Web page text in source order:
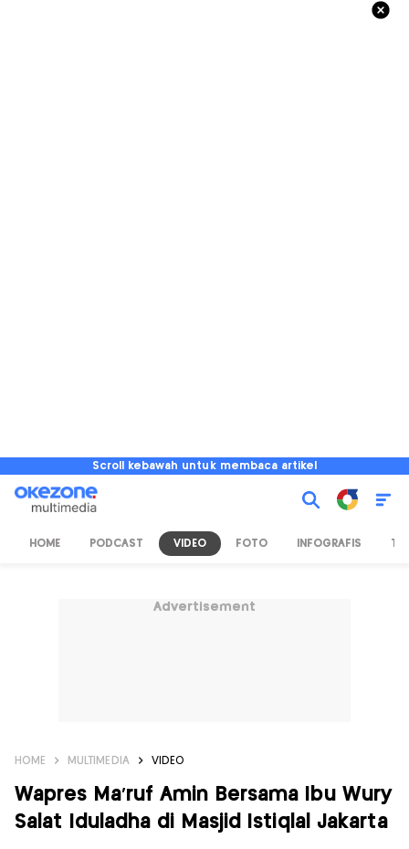
Scroll kebawah untuk membaca artikel
HOME PODCAST VIDEO FOTO INFOGRAFIS TV
Advertisement
HOME MULTIMEDIA VIDEO
Wapres Ma'ruf Amin Bersama Ibu Wury
Salat Iduladha di Masjid Istiqlal Jakarta